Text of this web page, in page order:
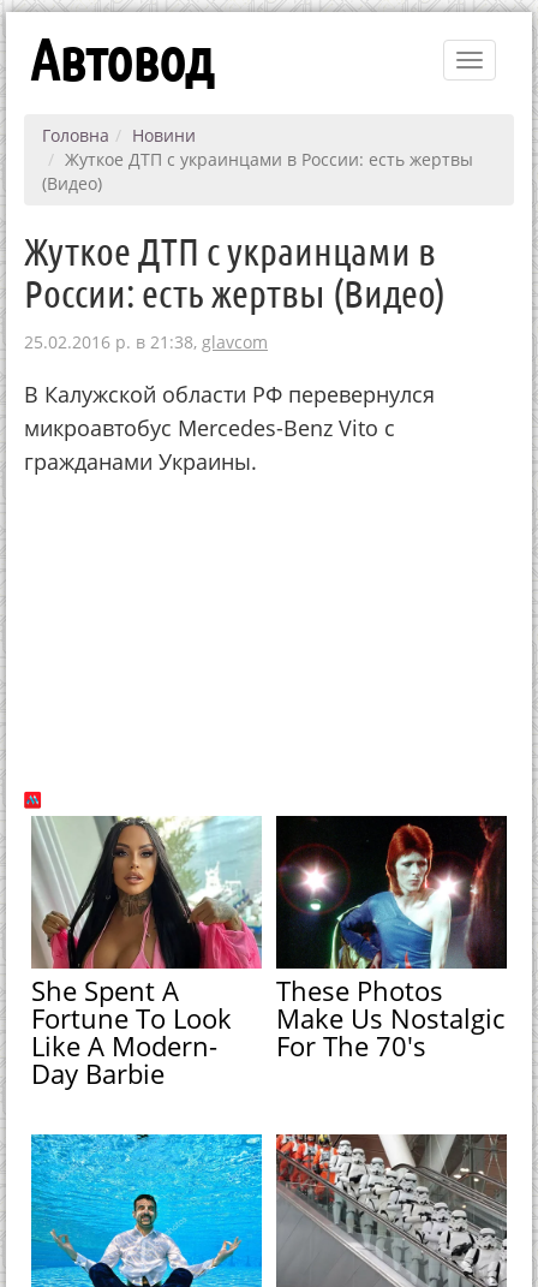
Toggle
Автовод
Головна
Новини
Жуткое ДТП с украинцами в России: есть жертвы
(Видео)
Жуткое ДТП с украинцами в
России: есть жертвы (Видео)
25.02.2016 р. в 21:38, glavcom
В Калужской области РФ перевернулся
микроавтобус Mercedes-Benz Vito с
гражданами Украины.
She Spent A
Fortune To Look
Like A Modern-
Day Barbie
These Photos
Make Us Nostalgic
For The 70's